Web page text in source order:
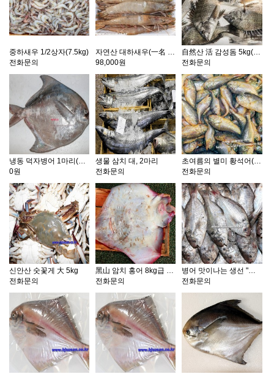
중하새우 1/2상자(7.5kg)
전화문의
자연산 대하새우(一名 왕새우) 1kg(14마리 전후)
98,000원
自然산 活 감성돔 5kg(5~7마리)
전화문의
냉동 덕자병어 1마리(3kg전후)
0원
생물 삼치 대, 2마리
전화문의
초여름의 별미 황석어(신안산)
전화문의
신안산 숫꽃게 大 5kg
전화문의
전화문의
전화문의